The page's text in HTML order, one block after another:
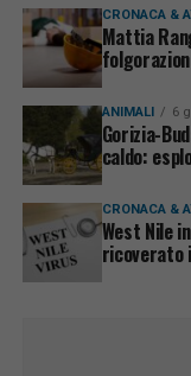
CRONACA &
Mattia
ANIMALI 6
Gorizia-
caldo:
CRONACA &
West Nile
ricoverato